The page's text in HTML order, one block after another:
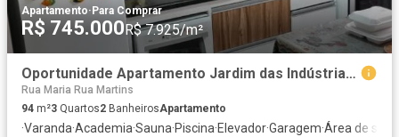
Apartamento·Para Comprar
R$ 745.000R$ 7.925/m²
Oportunidade Apartamento Jardim das Indústrias Edifício Piazza San Marco 3 Dormitórios 94
Rua Maria Rua Martins
94 m²3 Quartos2 BanheirosApartamento
·Varanda·Academia·Sauna·Piscina·Elevador·Garagem·Área de